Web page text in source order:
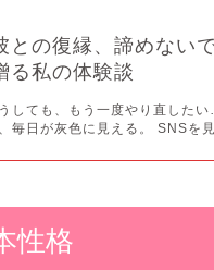
との復縁、諦めない
る私の体験談
うしても、もう一度やり直した
毎日が灰色に見える。 SNSを
性格